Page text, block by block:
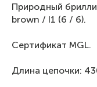
Природный
brown / I1 (6 / 6).
Сертификат MGL.
Длина цепочки: